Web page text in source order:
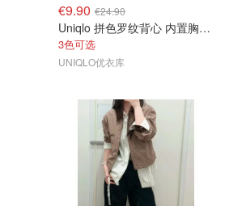
€9.90 €24.90
Uniqlo 拼色罗纹背心 内置胸垫 标准款
3色可选
UNIQLO优衣库